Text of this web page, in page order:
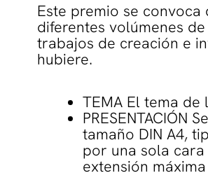
Este premio se
diferentes volúmenes
trabajos de creación e
hubiere.
TEMA El tema
PRESENTACIÓN
tamaño DIN A4,
por una sola
extensión